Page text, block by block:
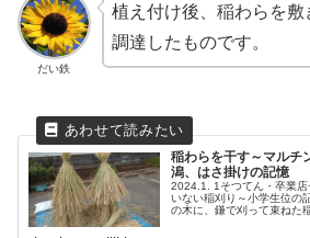
だい鉄
植え付け後、稲わらを敷
調達したものです。
稲わらを干す～マルチ
潟、はさ掛けの記憶
2024.1. 1そつてん・卒業
いない稲刈り～小学生位の
の木に、鎌で刈って束ねた